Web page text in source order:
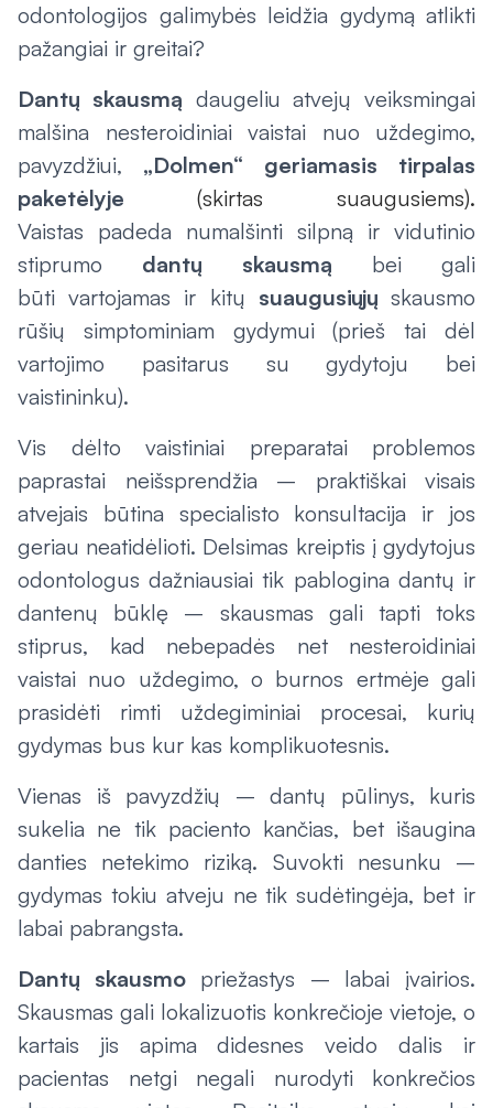
odontologijos galimybės leidžia gydymą atlikti
pažangiai ir greitai?
Dantų skausmą daugeliu atvejų veiksmingai
malšina nesteroidiniai vaistai nuo uždegimo,
pavyzdžiui,
„Dolmen“ geriamasis tirpalas
paketėlyje (skirtas suaugusiems).
Vaistas padeda numalšinti silpną ir vidutinio
stiprumo dantų skausmą bei gali
būti vartojamas ir kitų suaugusiųjųskausmo
rūšių simptominiam gydymui (prieš tai dėl
vartojimo pasitarus su gydytoju bei
vaistininku).
Vis dėlto vaistiniai preparatai problemos
paprastai neišsprendžia – praktiškai visais
atvejais būtina specialisto konsultacija ir jos
geriau neatidėlioti. Delsimas kreiptis į gydytojus
odontologus dažniausiai tik pablogina dantų ir
dantenų būklę – skausmas gali tapti toks
stiprus, kad nebepadės net nesteroidiniai
vaistai nuo uždegimo, o burnos ertmėje gali
prasidėti rimti uždegiminiai procesai, kurių
gydymas bus kur kas komplikuotesnis.
Vienas iš pavyzdžių – dantų pūlinys, kuris
sukelia ne tik paciento kančias, bet išaugina
danties netekimo riziką. Suvokti nesunku –
gydymas tokiu atveju ne tik sudėtingėja, bet ir
labai pabrangsta.
Dantų skausmopriežastys – labai įvairios.
Skausmas gali lokalizuotis konkrečioje vietoje, o
kartais jis apima didesnes veido dalis ir
pacientas netgi negali nurodyti konkrečios